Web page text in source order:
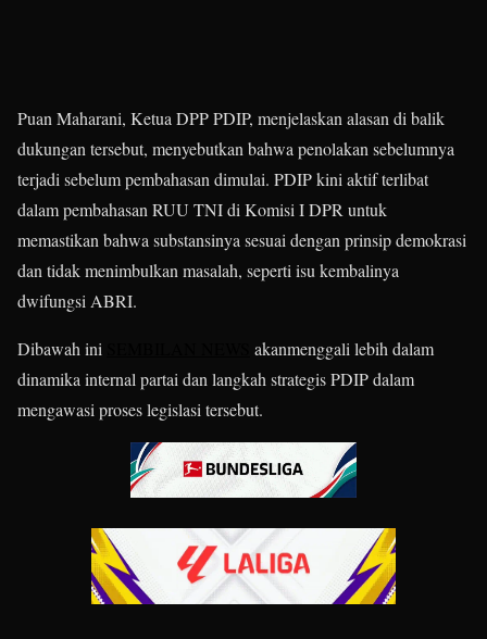
Puan Maharani, Ketua DPP PDIP, menjelaskan alasan di balik
dukungan tersebut, menyebutkan bahwa penolakan sebelumnya
terjadi sebelum pembahasan dimulai. PDIP kini aktif terlibat
dalam pembahasan RUU TNI di Komisi I DPR untuk
memastikan bahwa substansinya sesuai dengan prinsip demokrasi
dan tidak menimbulkan masalah, seperti isu kembalinya
dwifungsi ABRI.
Dibawah ini
akanmenggali lebih dalam
dinamika internal partai dan langkah strategis PDIP dalam
mengawasi proses legislasi tersebut.